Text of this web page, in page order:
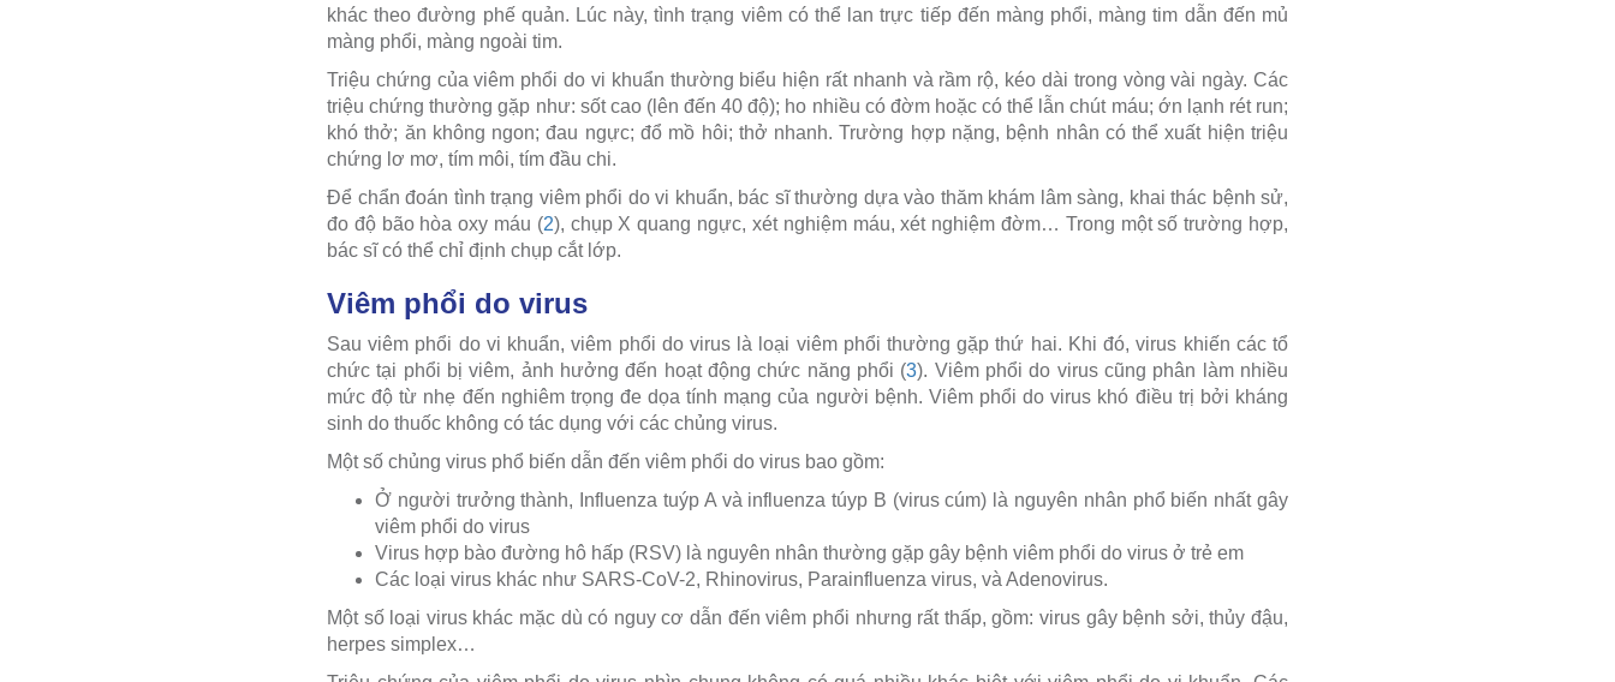
khác theo đường phế quản. Lúc này, tình trạng viêm có thể lan trực tiếp đến màng phổi, màng tim dẫn đến mủ
màng phổi, màng ngoài tim.
Triệu chứng của viêm phổi do vi khuẩn thường biểu hiện rất nhanh và rầm rộ, kéo dài trong vòng vài ngày. Các
triệu chứng thường gặp như: sốt cao (lên đến 40 độ); ho nhiều có đờm hoặc có thể lẫn chút máu; ớn lạnh rét run;
khó thở; ăn không ngon; đau ngực; đổ mồ hôi; thở nhanh. Trường hợp nặng, bệnh nhân có thể xuất hiện triệu
chứng lơ mơ, tím môi, tím đầu chi.
Để chẩn đoán tình trạng viêm phổi do vi khuẩn, bác sĩ thường dựa vào thăm khám lâm sàng, khai thác bệnh sử,
đo độ bão hòa oxy máu (2), chụp X quang ngực, xét nghiệm máu, xét nghiệm đờm… Trong một số trường hợp,
bác sĩ có thể chỉ định chụp cắt lớp.
Viêm phổi do virus
Sau viêm phổi do vi khuẩn, viêm phổi do virus là loại viêm phổi thường gặp thứ hai. Khi đó, virus khiến các tổ
chức tại phổi bị viêm, ảnh hưởng đến hoạt động chức năng phổi (3). Viêm phổi do virus cũng phân làm nhiều
mức độ từ nhẹ đến nghiêm trọng đe dọa tính mạng của người bệnh. Viêm phổi do virus khó điều trị bởi kháng
sinh do thuốc không có tác dụng với các chủng virus.
Một số chủng virus phổ biến dẫn đến viêm phổi do virus bao gồm:
Ở người trưởng thành, Influenza tuýp A và influenza túyp B (virus cúm) là nguyên nhân phổ biến nhất gây
viêm phổi do virus
Virus hợp bào đường hô hấp (RSV) là nguyên nhân thường gặp gây bệnh viêm phổi do virus ở trẻ em
Các loại virus khác như SARS-CoV-2, Rhinovirus, Parainfluenza virus, và Adenovirus.
Một số loại virus khác mặc dù có nguy cơ dẫn đến viêm phổi nhưng rất thấp, gồm: virus gây bệnh sởi, thủy đậu,
herpes simplex…